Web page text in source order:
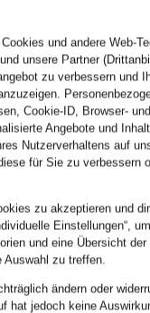
CO
und andere Web-
unsere Partner
zu verbessern und
Cookie-ID, Browser-
Angebote und
Nutzerverhaltens auf
für Sie zu verbessern
zu akzeptieren und
Einstellungen“,
und eine Übersicht
Auswahl zu treffen.
ändern oder
hat jedoch keine